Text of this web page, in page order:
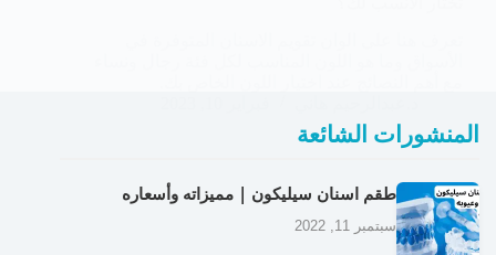
المنشورات الشائعة
طقم اسنان سيليكون | مميزاته وأسعاره
سبتمبر 11, 2022